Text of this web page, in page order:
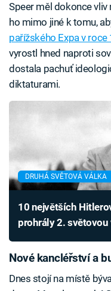
Speer měl dokonce vliv
ho mimo jiné k tomu,
pařížského Expa v roce
vyrostl hned naproti
dostala pachuť
diktaturami.
DRUHÁ SVĚTOVÁ VÁLKA
10 největších
prohrály 2. světovou
Nové kancléřství a
Dnes stojí na místě